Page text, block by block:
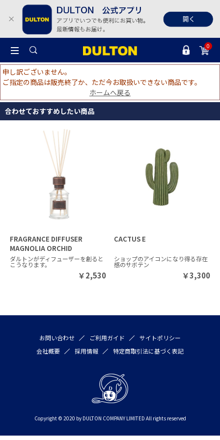
0
申し訳ございません。
ご指定の商品は販売終了か、ただ今お取扱いできない商品です。
ホームへ戻る
合わせておすすめしたい商品
FRAGRANCE DIFFUSER
MAGNOLIA ORCHID
ダルトンがディフューザーを創ると
こうなります。
￥2,530
CACTUS E
ショップのアイコンになり得る存在
感のサボテン
￥3,300
お問い合わせ ご利用ガイド
サイトポリシー
会社概要
採用情報 特定商取引法に基づく表記
Copyright © 2020 by DULTON COMPANY LIMITED All rights reserved